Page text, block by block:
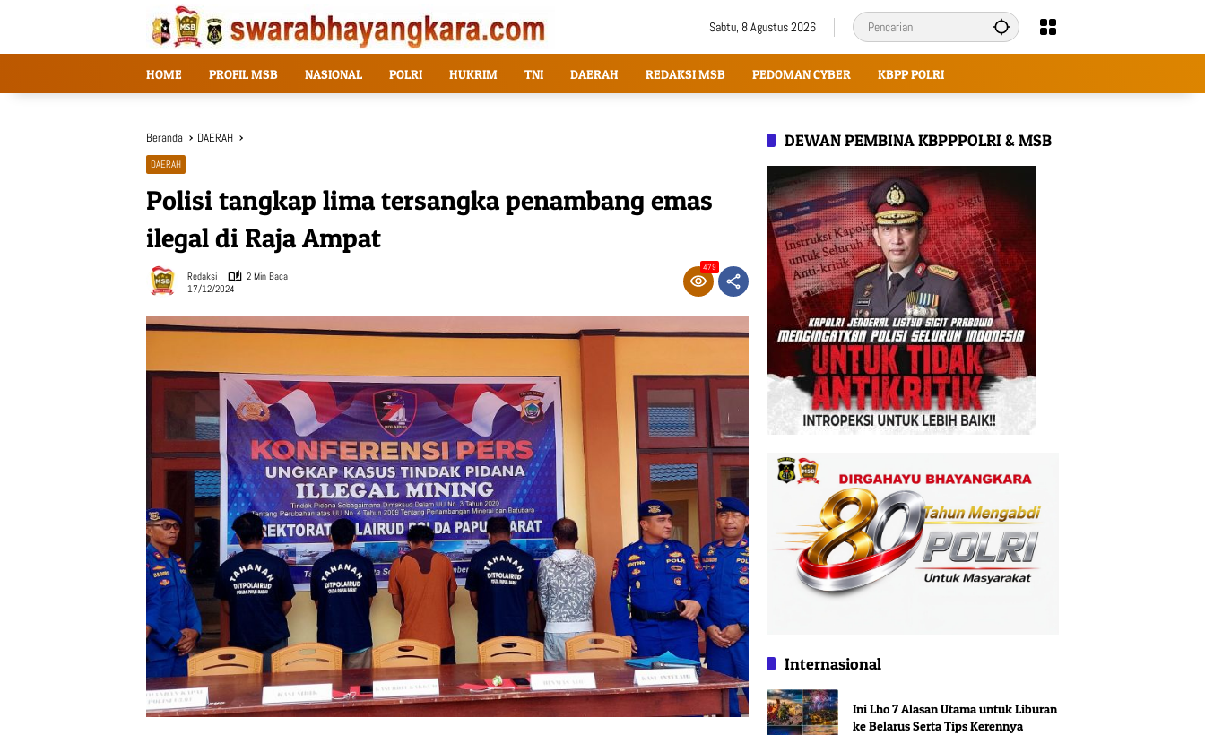
Sabtu, 8 Agustus 2026
HOME PROFIL MSB NASIONAL POLRI HUKRIM TNI DAERAH REDAKSI MSB PEDOMAN CYBER KBPP POLRI
Beranda DAERAH
DAERAH
Polisi tangkap lima tersangka penambang emas
ilegal di Raja Ampat
Redaksi
2 Min Baca
17/12/2024
479
DEWAN PEMBINA KBPPPOLRI & MSB
Internasional
Ini Lho 7 Alasan Utama untuk Liburan
ke Belarus Serta Tips Kerennya